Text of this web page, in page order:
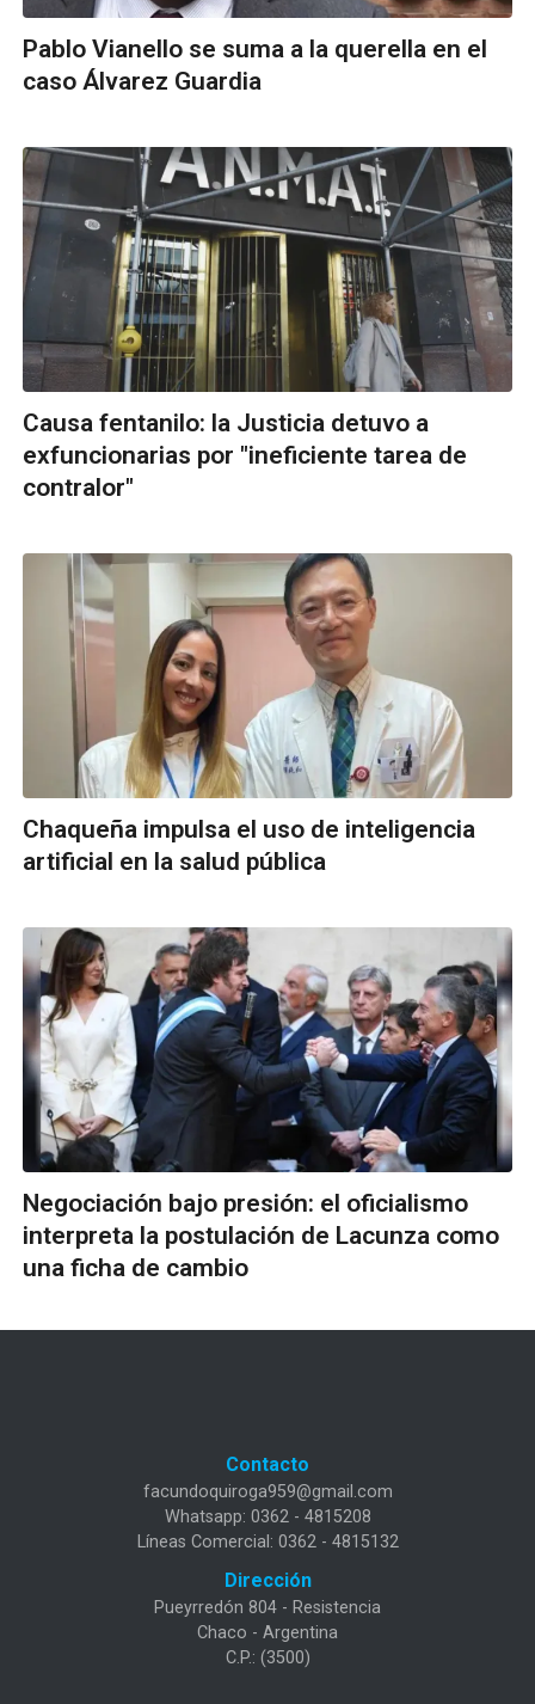
Pablo Vianello se suma a la querella en el
caso Álvarez Guardia
Causa fentanilo: la Justicia detuvo a
exfuncionarias por "ineficiente tarea de
contralor"
Chaqueña impulsa el uso de inteligencia
artificial en la salud pública
Negociación bajo presión: el oficialismo
interpreta la postulación de Lacunza como
una ficha de cambio
Contacto
facundoquiroga959@gmail.com
Whatsapp: 0362 - 4815208
Líneas Comercial: 0362 - 4815132
Dirección
Pueyrredón 804 - Resistencia
Chaco - Argentina
C.P.: (3500)